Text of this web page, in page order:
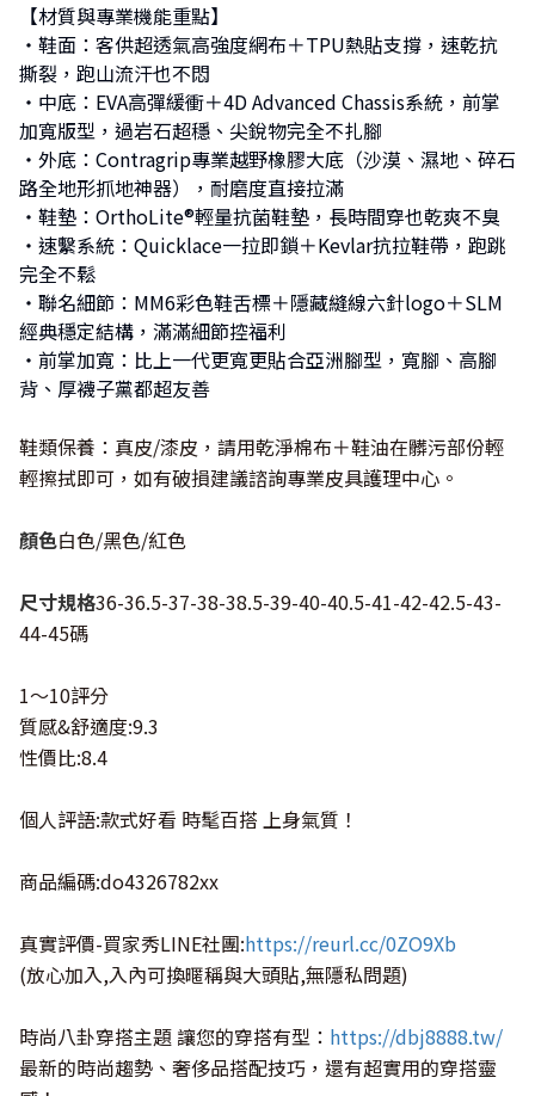
【材質與專業機能重點】
・鞋面：客供超透氣高強度網布＋TPU熱貼支撐，速乾抗
撕裂，跑山流汗也不悶
・中底：EVA高彈緩衝＋4D Advanced Chassis系統，前掌
加寬版型，過岩石超穩、尖銳物完全不扎腳
・外底：Contragrip專業越野橡膠大底（沙漠、濕地、碎石
路全地形抓地神器），耐磨度直接拉滿
・鞋墊：OrthoLite®輕量抗菌鞋墊，長時間穿也乾爽不臭
・速繫系統：Quicklace一拉即鎖＋Kevlar抗拉鞋帶，跑跳
完全不鬆
・聯名細節：MM6彩色鞋舌標＋隱藏縫線六針logo＋SLM
經典穩定結構，滿滿細節控福利
・前掌加寬：比上一代更寬更貼合亞洲腳型，寬腳、高腳
背、厚襪子黨都超友善
鞋類保養：真皮/漆皮，請用乾淨棉布＋鞋油在髒污部份輕
輕擦拭即可，如有破損建議諮詢專業皮具護理中心。
顏色白色/黑色/紅色
尺寸規格36-36.5-37-38-38.5-39-40-40.5-41-42-42.5-43-
44-45碼
1～10評分
質感&舒適度:9.3
性價比:8.4
個人評語:款式好看 時髦百搭 上身氣質！
商品編碼:do4326782xx
真實評價-買家秀LINE社團:https://reurl.cc/0ZO9Xb
(放心加入,入內可換暱稱與大頭貼,無隱私問題)
時尚八卦穿搭主題 讓您的穿搭有型： https://dbj8888.tw/
最新的時尚趨勢、奢侈品搭配技巧，還有超實用的穿搭靈